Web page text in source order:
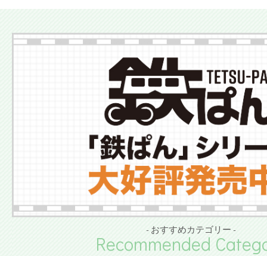
- おすすめカテゴリー -
Recommended